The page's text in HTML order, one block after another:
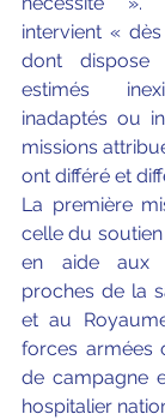
intervient «
dont dispose
estimés
inadaptés ou
missions
ont différé et
La première
celle du
en aide aux
proches de la
et au
forces armées
de campagne
hospitalier